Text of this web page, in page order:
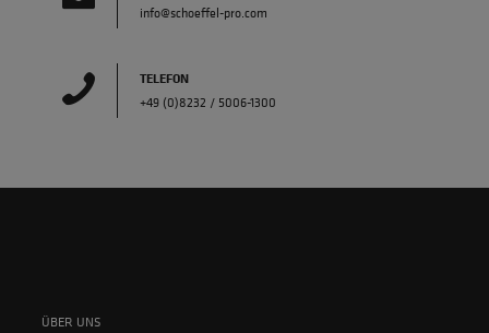
info@schoeffel-pro.com
TELEFON
+49 (0)8232 / 5006-1300
ÜBER UNS